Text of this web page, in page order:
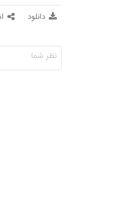
دانلود